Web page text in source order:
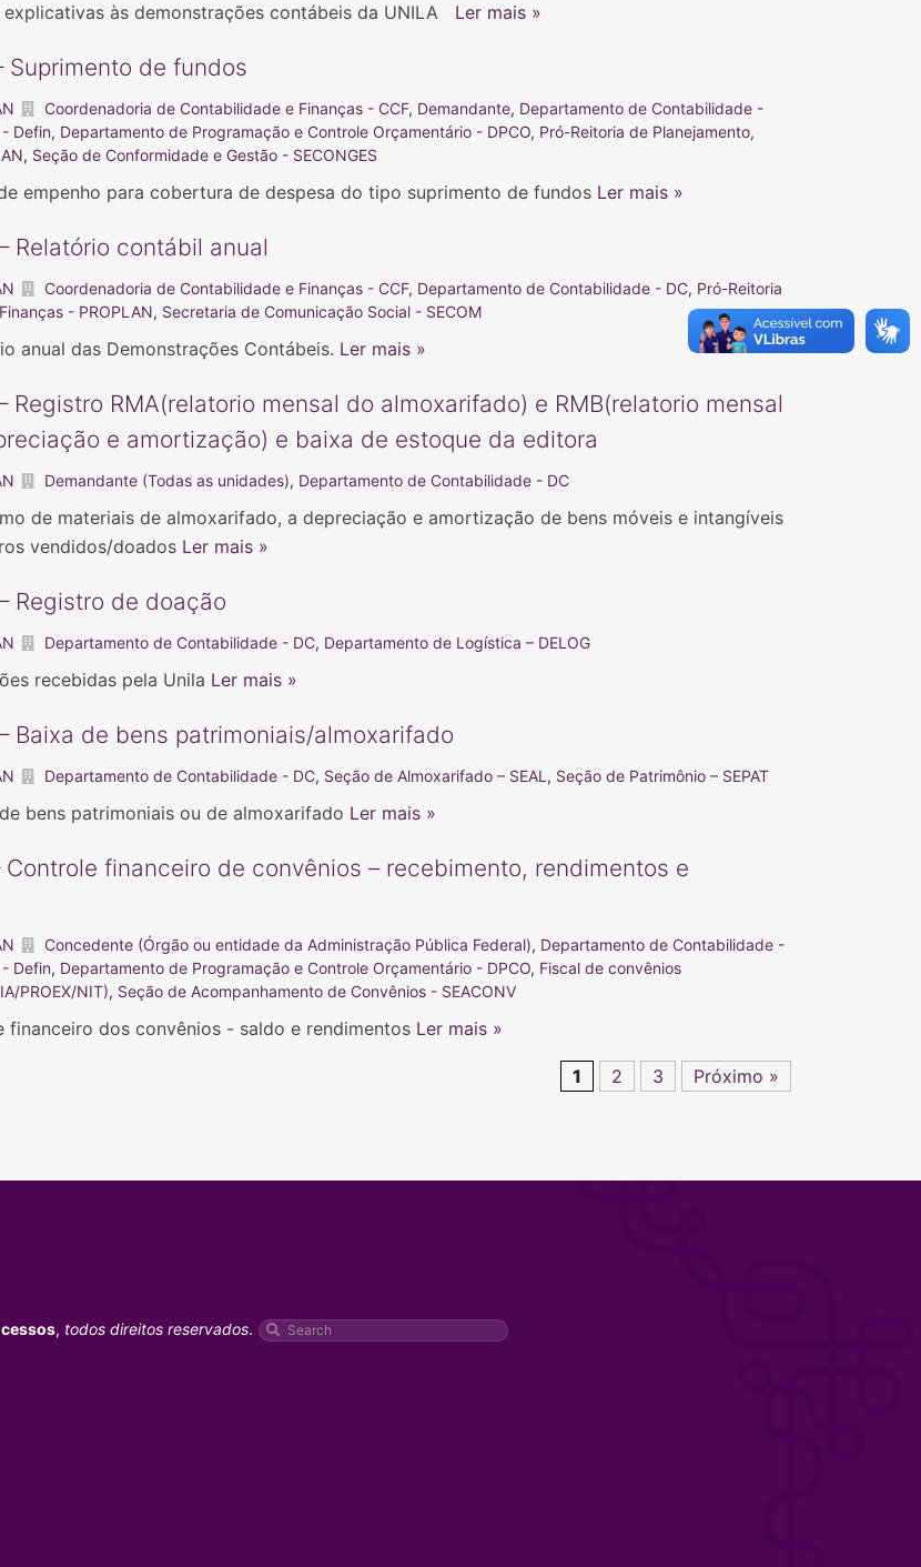
às demonstrações contábeis da UNILA Ler mais »
de fundos
Coordenadoria de Contabilidade e Finanças - CCF, Demandante, Departamento de Contabilidade -
Defin, Departamento de Programação e Controle Orçamentário - DPCO, Pró-Reitoria de Planejamento,
, Seção de Conformidade e Gestão - SECONGES
empenho para cobertura de despesa do tipo suprimento de fundos Ler mais »
Relatório contábil anual
Coordenadoria de Contabilidade e Finanças - CCF, Departamento de Contabilidade - DC, Pró-Reitoria
- PROPLAN, Secretaria de Comunicação Social - SECOM
anual das Demonstrações Contábeis. Ler mais »
RMA(relatorio mensal do almoxarifado) e RMB(relatorio mensal
e amortização) e baixa de estoque da editora
Demandante (Todas as unidades), Departamento de Contabilidade - DC
de materiais de almoxarifado, a depreciação e amortização de bens móveis e intangíveis
vendidos/doados Ler mais »
Registro de doação
Departamento de Contabilidade - DC, Departamento de Logística – DELOG
recebidas pela Unila Ler mais »
Baixa de bens patrimoniais/almoxarifado
Departamento de Contabilidade - DC, Seção de Almoxarifado – SEAL , Seção de Patrimônio – SEPAT
bens patrimoniais ou de almoxarifado Ler mais »
financeiro de convênios – recebimento, rendimentos e
Concedente (Órgão ou entidade da Administração Pública Federal), Departamento de Contabilidade -
Defin, Departamento de Programação e Controle Orçamentário - DPCO, Fiscal de convênios
PROEX/NIT), Seção de Acompanhamento de Convênios - SEACONV
financeiro dos convênios - saldo e rendimentos Ler mais »
1 2 3 Próximo »
, todos direitos reservados.
Pesquisar